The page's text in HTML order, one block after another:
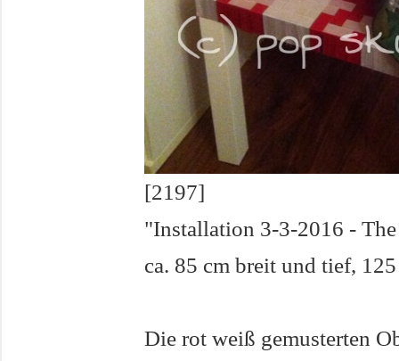
[2197]
"Installation 3-3-2016 -
ca. 85 cm breit und tief,
Die rot weiß gemusterten